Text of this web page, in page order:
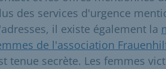
des services d'urgence
il existe également la
de l'association
tenue secrète. Les femmes